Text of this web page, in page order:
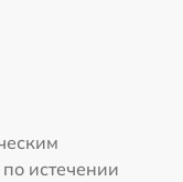
истечении